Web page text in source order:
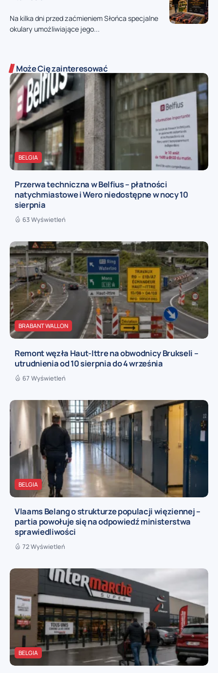
Na kilka dni przed zaćmieniem Słońca specjalne
okulary umożliwiające jego...
Może Cię zainteresować
BELGIA
Przerwa techniczna w Belfius – płatności
natychmiastowe i Wero niedostępne w nocy 10
sierpnia
63 Wyświetleń
BRABANT WALLON
Remont węzła Haut-Ittre na obwodnicy Brukseli –
utrudnienia od 10 sierpnia do 4 września
67 Wyświetleń
BELGIA
Vlaams Belang o strukturze populacji więziennej –
partia powołuje się na odpowiedź ministerstwa
sprawiedliwości
72 Wyświetleń
BELGIA